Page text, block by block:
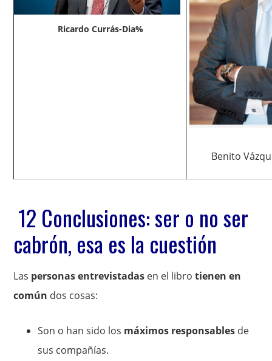
Ricardo Currás-Dia%
Benito
12 Conclusiones: ser o no ser
cabrón, esa es la cuestión
Las personas entrevistadas en el librotienen en
común dos cosas:
Son o han sido los máximos responsables de
sus compañías.